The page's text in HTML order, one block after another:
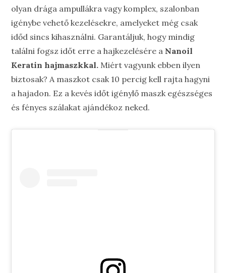
olyan drága ampullákra vagy komplex, szalonban
igénybe vehető kezelésekre, amelyeket még csak
időd sincs kihasználni. Garantáljuk, hogy mindig
találni fogsz időt erre a hajkezelésére a Nanoil
Keratin hajmaszkkal. Miért vagyunk ebben ilyen
biztosak? A maszkot csak 10 percig kell rajta hagyni
a hajadon. Ez a kevés időt igénylő maszk egészséges
és fényes szálakat ajándékoz neked.